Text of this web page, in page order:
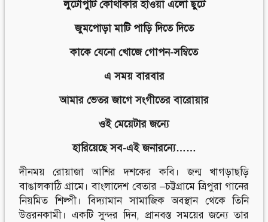
লুটোপুটি কোথাকার হাওয়া এলো ছুটে
জুমপোড়া মাটি পাড়ি দিতে দিতে
কাকে যেনো খোজে গোপন-সম্বিতে
এ সময় বারবার
আমার ভেতর জাগে সংগীতের বারোয়ার
ওই মেয়েটার জন্যে
হারিয়েছে সব-এই জনারন্যে……
দীনময় রোয়াজা আশির দশকের কবি। জন্ম খাগড়াছড়ি
বাঙালকাঠি গ্রামে। বাংলাদেশ বেতার –চট্টগ্রামে ত্রিপুরা গানের
নিয়মিত শিল্পী। বিদ্যামান সামাজিক অবস্থান থেকে তিনি
উত্তরনকামী। একটি সুন্দর দিন, প্রানবস্ত সময়ের জন্যে তার